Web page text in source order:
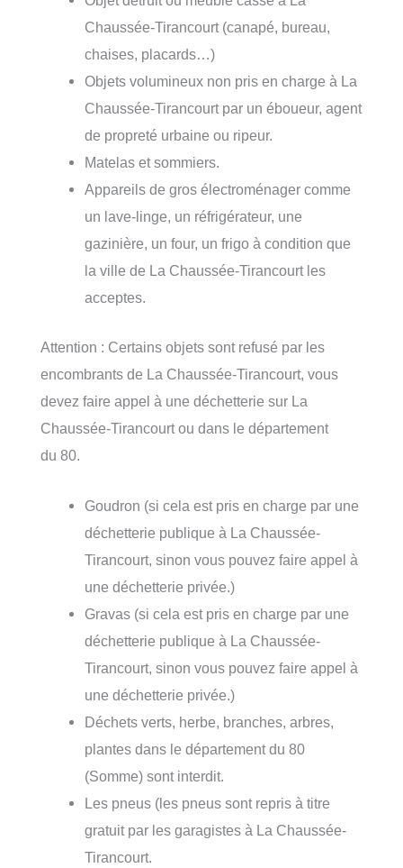
Chaussée-Tirancourt (canapé, bureau,
chaises, placards…)
Objets volumineux non pris en charge à La
Chaussée-Tirancourt par un éboueur, agent
de propreté urbaine ou ripeur.
Matelas et sommiers.
Appareils de gros électroménager comme
un lave-linge, un réfrigérateur, une
gazinière, un four, un frigo à condition que
la ville de La Chaussée-Tirancourt les
acceptes.
Attention : Certains objets sont refusé par les
encombrants de La Chaussée-Tirancourt, vous
devez faire appel à une déchetterie sur La
Chaussée-Tirancourt ou dans le département
du 80.
Goudron (si cela est pris en charge par une
déchetterie publique à La Chaussée-
Tirancourt, sinon vous pouvez faire appel à
une déchetterie privée.)
Gravas (si cela est pris en charge par une
déchetterie publique à La Chaussée-
Tirancourt, sinon vous pouvez faire appel à
une déchetterie privée.)
Déchets verts, herbe, branches, arbres,
plantes dans le département du 80
(Somme) sont interdit.
Les pneus (les pneus sont repris à titre
gratuit par les garagistes à La Chaussée-
Tirancourt.